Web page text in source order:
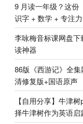
9 月读一年级？这份
识字 + 数学 + 专注
李咏梅音标课网盘
读神器
86版《西游记》全
清修复版+国语原声
【自用分享】牛津
择牛津树作为英语启